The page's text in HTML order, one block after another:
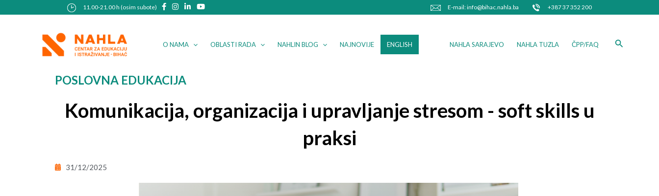
to
11.00-21.00 h (osim subote) E-mail: info@bihac.nahla.ba +387 37 352 200
O NAMA OBLASTI RADA NAHLIN BLOG NAJNOVIJE ENGLISH NAHLA SARAJEVO NAHLA TUZLA ČPP/FAQ Search
POSLOVNA EDUKACIJA
Komunikacija, organizacija i upravljanje stresom - soft skills u
praksi
31/12/2025
navigation